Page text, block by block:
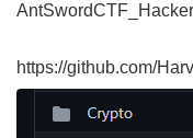
https://github.com/